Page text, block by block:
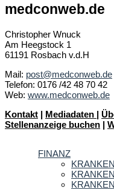
medconweb.de
Christopher Wnuck
Am Heegstock 1
61191 Rosbach v.d.H
Mail: post@medconweb.de
Telefon: 0176 /42 48 70 42
Web: www.medconweb.de
Kontakt | Mediadaten |
Stellenanzeige buchen |
FINANZ